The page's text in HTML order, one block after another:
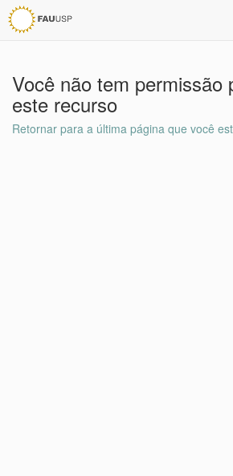
Você não tem permissão
este recurso
Retornar para a última página que você